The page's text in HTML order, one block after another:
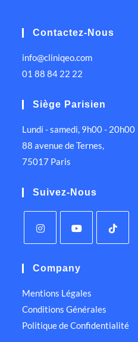
Contactez-Nous
info@cliniqeo.com
01 88 84 22 22
Siège Parisien
Lundi - samedi, 9h00 - 20h00
88 avenue de Ternes,
75017 Paris
Suivez-Nous
Company
Mentions Légales
Conditions Générales
Politique de Confidentialité